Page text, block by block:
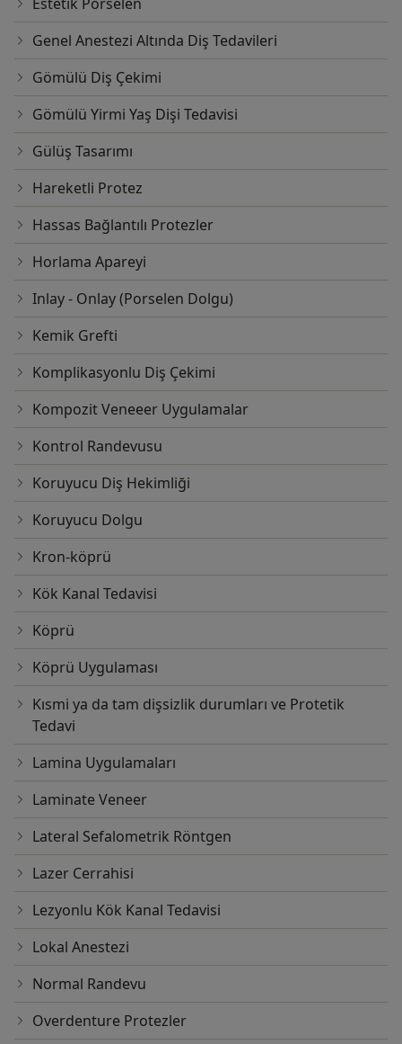
Estetik Porselen
Genel Anestezi Altında Diş Tedavileri
Gömülü Diş Çekimi
Gömülü Yirmi Yaş Dişi Tedavisi
Gülüş Tasarımı
Hareketli Protez
Hassas Bağlantılı Protezler
Horlama Apareyi
Inlay - Onlay (Porselen Dolgu)
Kemik Grefti
Komplikasyonlu Diş Çekimi
Kompozit Veneeer Uygulamalar
Kontrol Randevusu
Koruyucu Diş Hekimliği
Koruyucu Dolgu
Kron-köprü
Kök Kanal Tedavisi
Köprü
Köprü Uygulaması
Kısmi ya da tam dişsizlik durumları ve Protetik
Tedavi
Lamina Uygulamaları
Laminate Veneer
Lateral Sefalometrik Röntgen
Lazer Cerrahisi
Lezyonlu Kök Kanal Tedavisi
Lokal Anestezi
Normal Randevu
Overdenture Protezler